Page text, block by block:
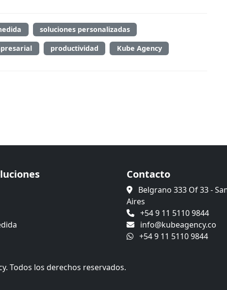
soluciones personalizadas
productividad Kube Agency
Contacto
Belgrano 333 Of 33 -
Aires
+54 9 11 5110 9844
info@kubeagency.co
+54 9 11 5110 9844
Todos los derechos reservados.